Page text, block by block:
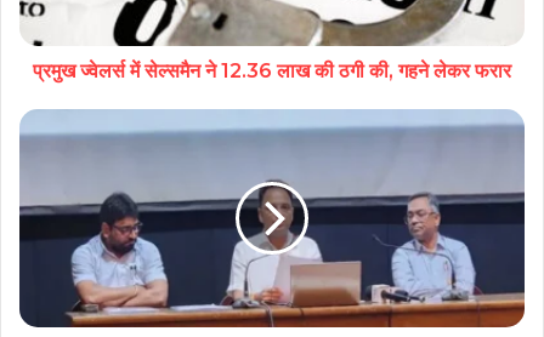
प्रमुख ज्वेलर्स में सेल्समैन ने 12.36 लाख की ठगी की, गहने लेकर फरार